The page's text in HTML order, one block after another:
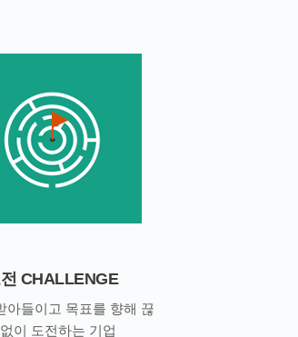
CHALLENGE
아들이고 목표를 향해 끊
이 도전하는 기업